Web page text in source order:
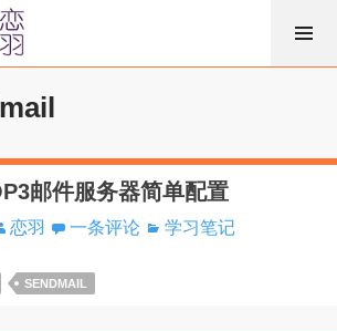
邮件服务器简单配置
恋羽 一条评论 学习笔记
SENDMAIL